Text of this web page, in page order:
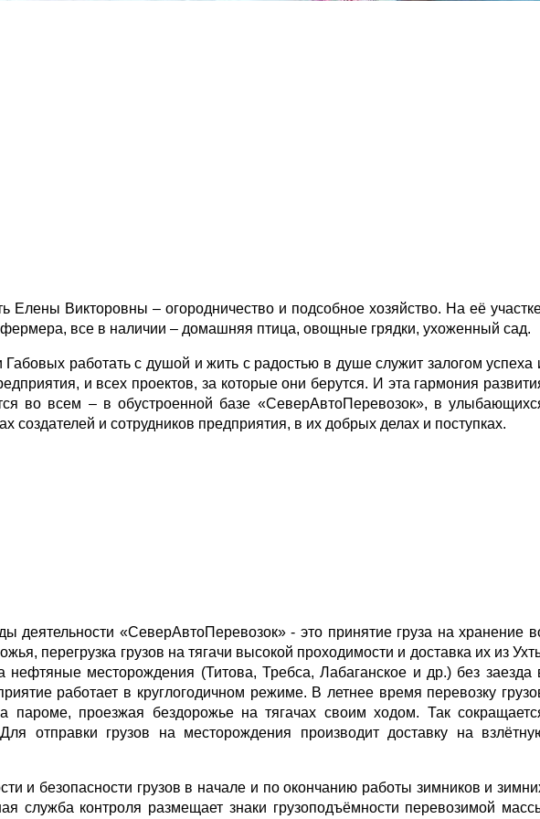
Елены Викторовны – огородничество и подсобное хозяйство. На её
фермера, все в наличии – домашняя птица, овощные грядки, ухоженный сад.
работать с душой и жить с радостью в душе служит залогом успеха
и всех проектов, за которые они берутся. И эта гармония
во всем – в обустроенной базе «СеверАвтоПеревозок», в
создателей и сотрудников предприятия, в их добрых делах и поступках.
деятельности «СеверАвтоПеревозок» - это принятие груза на хранение
перегрузка грузов на тягачи высокой проходимости и доставка их из
нефтяные месторождения (Титова, Требса, Лабаганское и др.) без заезда
работает в круглогодичном режиме. В летнее время перевозку
пароме, проезжая бездорожье на тягачах своим ходом. Так
отправки грузов на месторождения производит доставку на
и безопасности грузов в начале и по окончанию работы зимников и
служба контроля размещает знаки грузоподъёмности перевозимой